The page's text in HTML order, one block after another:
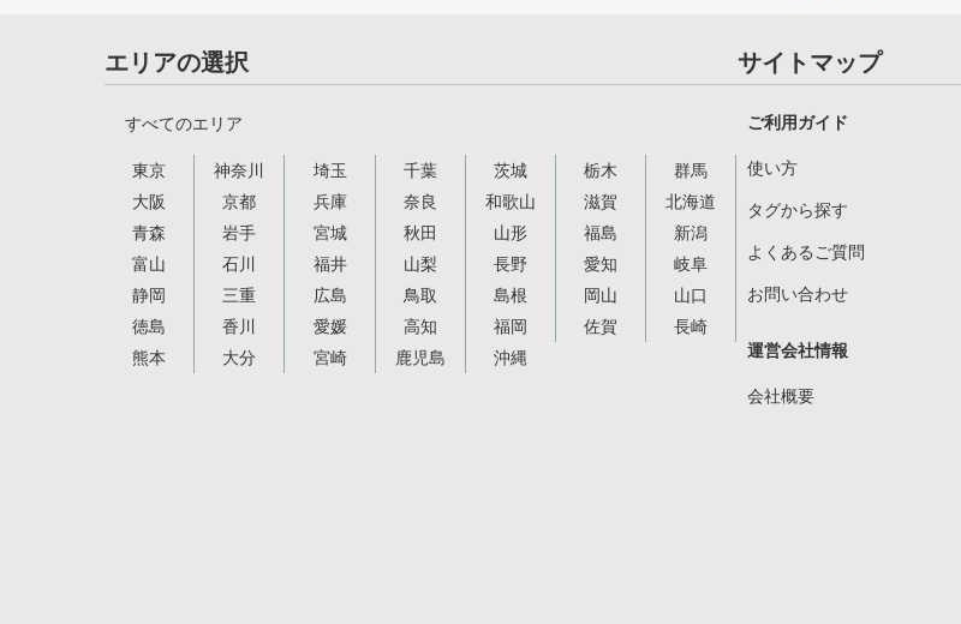
エリアの選択
すべてのエリア
東京 神奈川 埼玉 千葉 茨城 栃木
群馬
大阪
京都 兵庫 奈良 和歌山 滋賀
北海道
青森
岩手 宮城 秋田 山形 福島
新潟
富山
石川 福井 山梨 長野 愛知
岐阜
静岡
三重 広島 鳥取 島根 岡山
山口
徳島
香川 愛媛 高知 福岡 佐賀
長崎
熊本
大分 宮崎 鹿児島 沖縄
サイトマップ
ご利用ガイド
使い方
タグから探す
よくあるご質問
お問い合わせ
運営会社情報
会社概要